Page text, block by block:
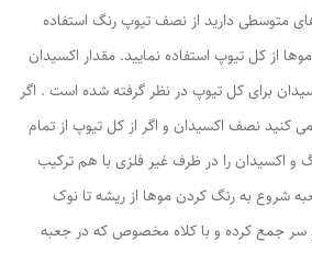
متوسطی دارید از نصف تیوپ رنگ استفاده
از کل تیوپ استفاده نمایید. مقدار اکسیدان
برای کل تیوپ در نظر گرفته شده است . اگر
کنید نصف اکسیدان و اگر از کل تیوپ از تمام
و اکسیدان را در ظرف غیر فلزی با هم ترکیب
شروع به رنگ کردن موها از ریشه تا نوک
سر جمع کرده و با کلاه مخصوص که در جعبه